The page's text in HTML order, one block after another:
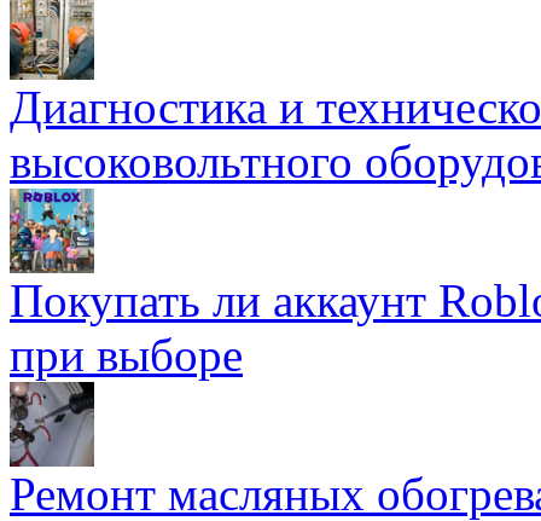
Диагностика и
высоковольтного
Покупать ли аккаунт
при выборе
Ремонт масляных